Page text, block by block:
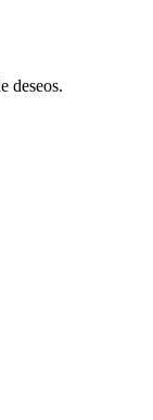
deseos.